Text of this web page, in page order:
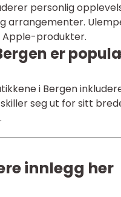
personlig
arrangementer.
produkter.
er
i Bergen inkluderer
skiller seg ut for sitt
innlegg her